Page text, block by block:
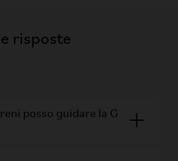
risposte
posso guidare la G